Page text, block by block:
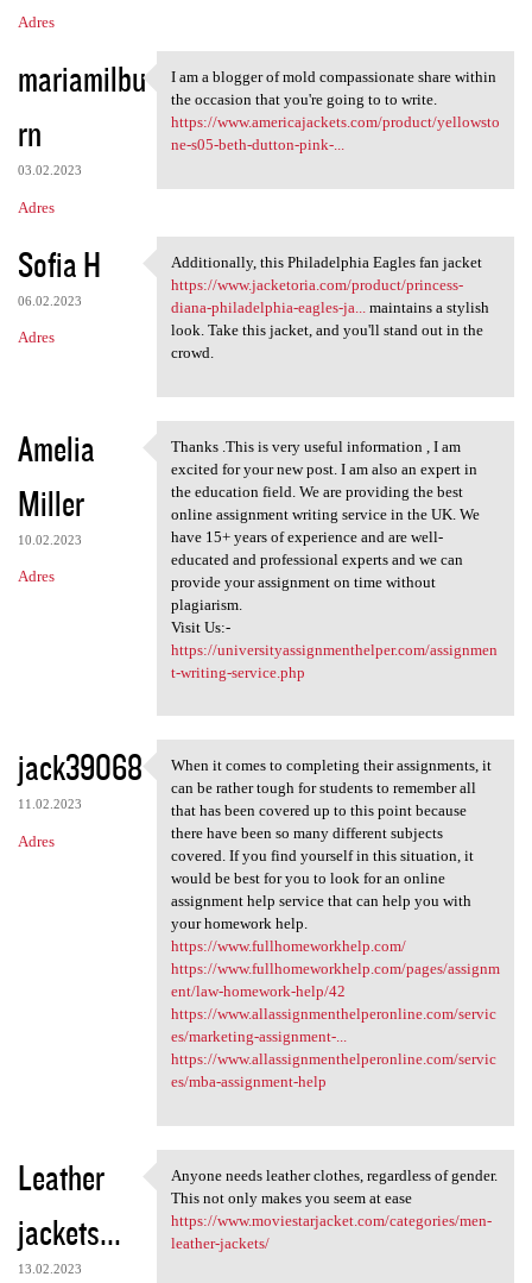
Adres
mariamilbu
rn
03.02.2023
Adres
I am a blogger of mold
I am a blogger of mold compassionate share within
the occasion that you're going to to write.
https://www.americajackets.com/product/yellowsto
ne-s05-beth-dutton-pink-...
Sofia H
06.02.2023
Adres
Additionally, this
Additionally, this Philadelphia Eagles fan jacket
https://www.jacketoria.com/product/princess-
diana-philadelphia-eagles-ja...maintains a stylish
look. Take this jacket, and you'll stand out in the
crowd.
Amelia
Miller
10.02.2023
Adres
Thanks .This is very useful
Thanks .This is very useful information , I am
excited for your new post. I am also an expert in
the education field. We are providing the best
online assignment writing service in the UK. We
have 15+ years of experience and are well-
educated and professional experts and we can
provide your assignment on time without
plagiarism.
Visit Us:-
https://universityassignmenthelper.com/assignmen
t-writing-service.php
jack39068
11.02.2023
Adres
When it comes to completing
When it comes to completing their assignments, it
can be rather tough for students to remember all
that has been covered up to this point because
there have been so many different subjects
covered. If you find yourself in this situation, it
would be best for you to look for an online
assignment help service that can help you with
your homework help.
https://www.fullhomeworkhelp.com/
https://www.fullhomeworkhelp.com/pages/assignm
ent/law-homework-help/42
https://www.allassignmenthelperonline.com/servic
es/marketing-assignment-...
https://www.allassignmenthelperonline.com/servic
es/mba-assignment-help
Leather
jackets...
13.02.2023
Anyone needs leather clothes,
Anyone needs leather clothes, regardless of gender.
This not only makes you seem at ease
https://www.moviestarjacket.com/categories/men-
leather-jackets/